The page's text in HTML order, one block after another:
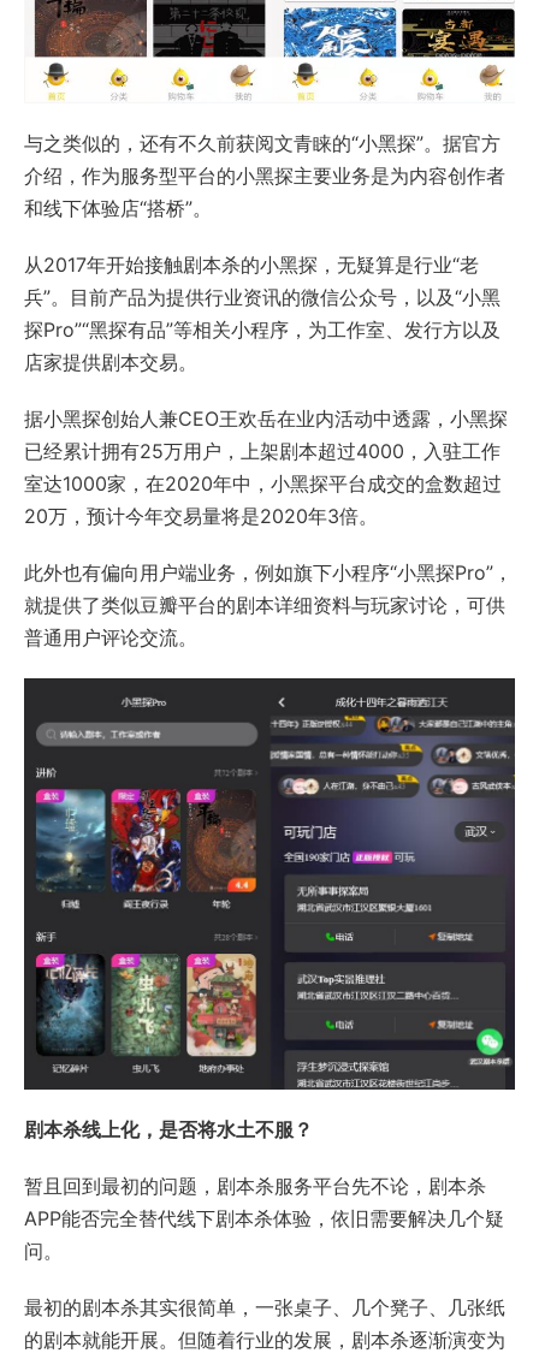
与之类似的，还有不久前获阅文青睐的“小黑探”。据官方
介绍，作为服务型平台的小黑探主要业务是为内容创作者
和线下体验店“搭桥”。
从2017年开始接触剧本杀的小黑探，无疑算是行业“老
兵”。目前产品为提供行业资讯的微信公众号，以及“小黑
探Pro”“黑探有品”等相关小程序，为工作室、发行方以及
店家提供剧本交易。
据小黑探创始人兼CEO王欢岳在业内活动中透露，小黑探
已经累计拥有25万用户，上架剧本超过4000，入驻工作
室达1000家，在2020年中，小黑探平台成交的盒数超过
20万，预计今年交易量将是2020年3倍。
此外也有偏向用户端业务，例如旗下小程序“小黑探Pro”，
就提供了类似豆瓣平台的剧本详细资料与玩家讨论，可供
普通用户评论交流。
剧本杀线上化，是否将水土不服？
暂且回到最初的问题，剧本杀服务平台先不论，剧本杀
APP能否完全替代线下剧本杀体验，依旧需要解决几个疑
问。
最初的剧本杀其实很简单，一张桌子、几个凳子、几张纸
的剧本就能开展。但随着行业的发展，剧本杀逐渐演变为